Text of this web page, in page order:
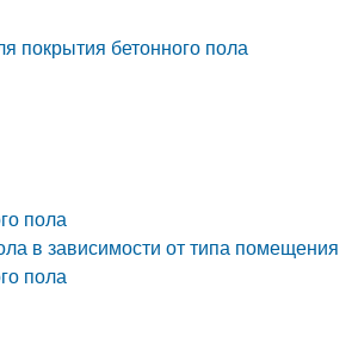
покрытия бетонного пола
пола
в зависимости от типа помещения
пола